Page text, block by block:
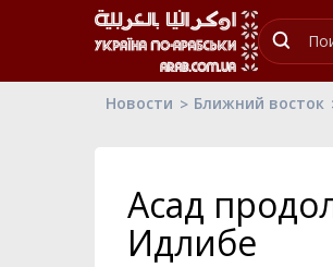
Новости Ближний восток
Асад
Идлибе